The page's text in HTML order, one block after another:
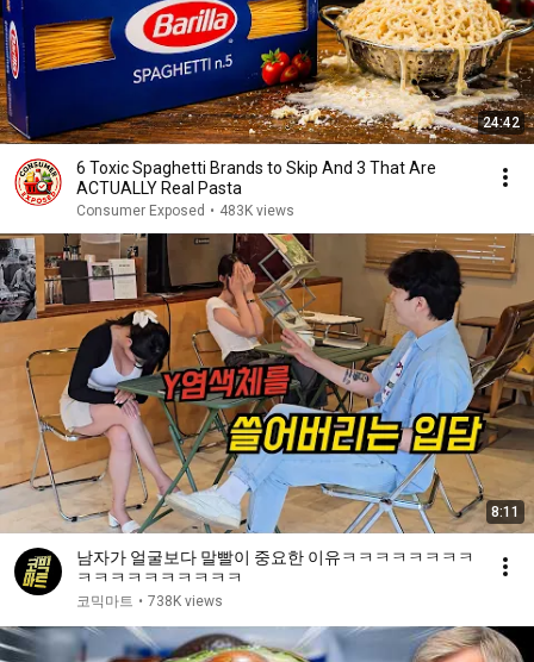
24:42
6 Toxic Spaghetti Brands to Skip And 3 That Are
ACTUALLY Real Pasta
Consumer Exposed • 483K views
8:11
남자가 얼굴보다 말빨이 중요한 이유ㅋㅋㅋㅋㅋㅋㅋㅋ
ㅋㅋㅋㅋㅋㅋㅋㅋㅋㅋ
코믹마트 • 738K views